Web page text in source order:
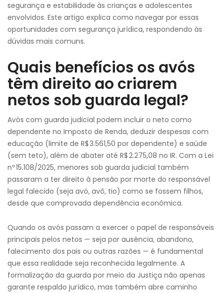
segurança e estabilidade às crianças e adolescentes
envolvidos. Este artigo explica como navegar por essas
oportunidades com segurança jurídica, respondendo às
dúvidas mais comuns.
Quais benefícios os avós
têm direito ao criarem
netos sob guarda legal?
Avós com guarda judicial podem incluir o neto como
dependente no Imposto de Renda, deduzir despesas com
educação (limite de R$ 3.561,50 por dependente) e saúde
(sem teto), além de abater até R$ 2.275,08 no IR. Com a Lei
nº 15.108/2025, menores sob guarda judicial também
passaram a ter direito à pensão por morte do responsável
legal falecido (seja avó, avô, tio) como se fossem filhos,
desde que comprovada dependência econômica.
Quando os avós passam a exercer o papel de responsáveis
principais pelos netos — seja por ausência, abandono,
falecimento dos pais ou outras razões — é fundamental
que essa realidade seja reconhecida legalmente. A
formalização da guarda por meio da Justiça não apenas
garante respaldo jurídico, mas também abre caminho